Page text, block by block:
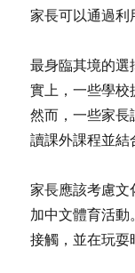
家長可以通過利
最身臨其境的
實上，一些學校
然而，一些家長
讀課外課程並結
家長應該考慮文
加中文體育活
接觸，並在玩耍